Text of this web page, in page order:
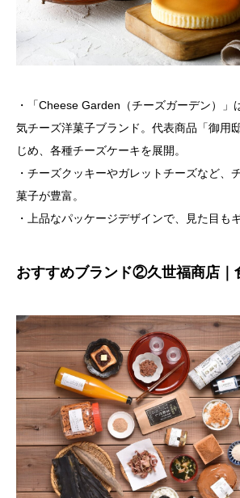
・「Cheese Garden（チーズガーデン）」
気チーズ洋菓子ブランド。代表商品「御用
じめ、各種チーズケーキを展開。
・チーズクッキーやガレットチーズなど、
菓子が豊富。
・上品なパッケージデザインで、見た目も
おすすめブランド②久世福商店｜